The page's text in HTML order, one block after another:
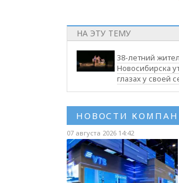
НА ЭТУ ТЕМУ
38-летний
Новосибирска
глазах у своей
НОВОСТИ
07 августа 2026 14:42